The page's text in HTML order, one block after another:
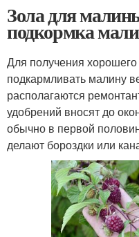
Зола для
подкормка
Для получения
подкармливать малину
располагаются
удобрений вносят до
обычно в первой
делают бороздки или